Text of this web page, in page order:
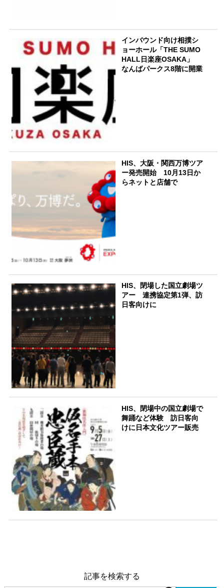
インバウンド向け相撲シ
ョーホール「THE SUMO
HALL日楽座OSAKA」
なんばパークス8階に開業
HIS、大阪・関西万博ツア
ー発売開始 10月13日か
らネットと店舗で
HIS、閉場した国立劇場ツ
アー 連携協定第1弾、訪
日客向けに
HIS、閉場中の国立劇場で
舞踊など体験 訪日客向
けに日本文化ツアー販売
記事を検索する